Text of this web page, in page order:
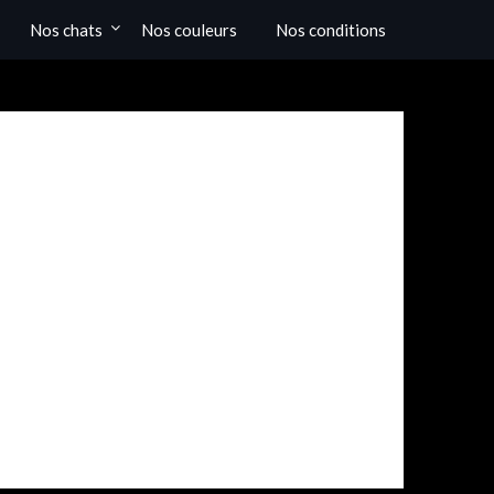
Nos chats Nos couleurs Nos conditions